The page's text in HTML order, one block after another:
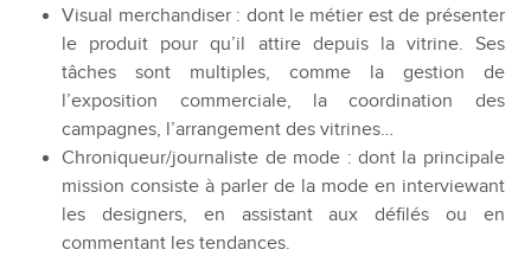
Visual merchandiser : dont le métier est de présenter
le produit pour qu’il attire depuis la vitrine. Ses
tâches sont multiples, comme la gestion de
l’exposition commerciale, la coordination des
campagnes, l’arrangement des vitrines…
Chroniqueur/journaliste de mode : dont la principale
mission consiste à parler de la mode en interviewant
les designers, en assistant aux défilés ou en
commentant les tendances.